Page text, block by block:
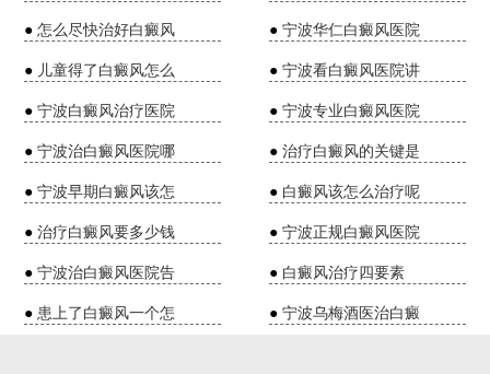
●怎么尽快治好白癜风 ●宁波华仁白癜风医院
● 儿童得了白癜风怎么 ●宁波看白癜风医院讲
●宁波白癜风治疗医院 ●宁波专业白癜风医院
●宁波治白癜风医院哪 ●治疗白癜风的关键是
●宁波早期白癜风该怎 ● 白癜风该怎么治疗呢
●治疗白癜风要多少钱 ●宁波正规白癜风医院
●宁波治白癜风医院告 ● 白癜风治疗四要素
● 患上了白癜风一个怎 ●宁波乌梅酒医治白癜